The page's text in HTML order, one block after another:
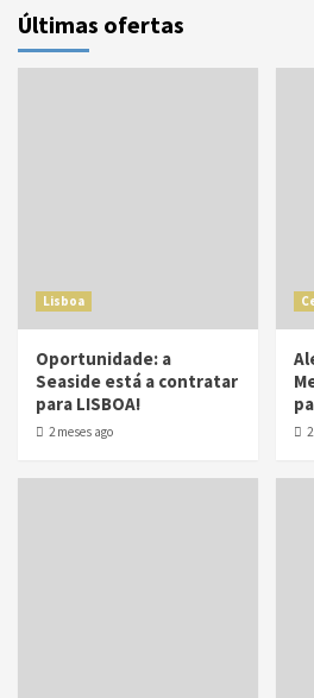
Últimas ofertas
Lisboa
Oportunidade: a
Seaside está a contratar
para LISBOA!
2 meses ago